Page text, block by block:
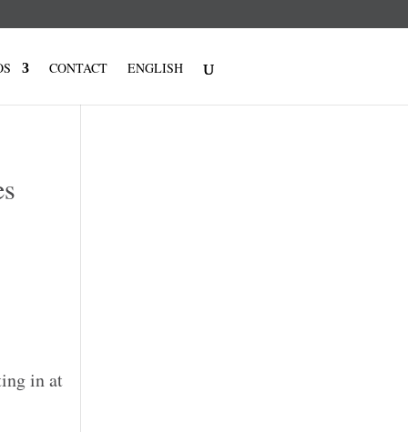
CONTACT ENGLISH
in at